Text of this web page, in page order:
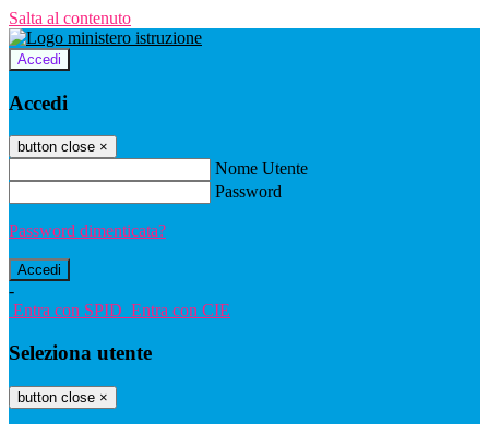
Salta al contenuto
Accedi
Accedi
button close ×
Nome Utente
Password
Password dimenticata?
-
Entra con SPID Entra con CIE
Seleziona utente
button close ×